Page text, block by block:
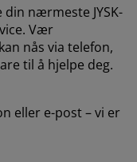
nærmeste JYSK-
Vær
nås via telefon,
til å hjelpe deg.
eller e-post – vi er